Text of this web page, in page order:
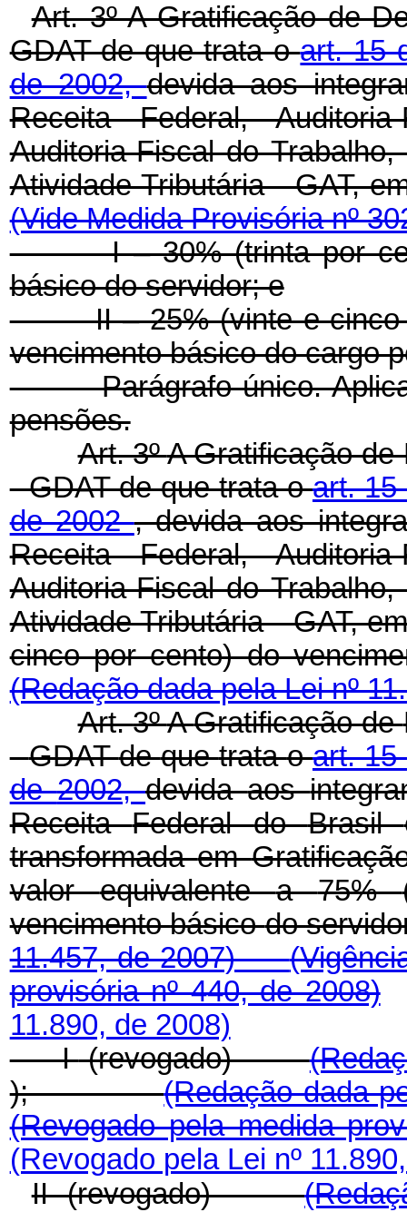
Art. 3º A Gratificação de
GDAT de que trata oart. 15
de 2002,devida aos
Receita Federal,
Auditoria-Fiscal do
Atividade Tributária - GAT,
(Vide Medida Provisória nº
I – 30% (trinta por
básico do servidor; e
II – 25% (vinte e cinco
vencimento básico do cargo
Parágrafo único. Aplica-
pensões.
Art. 3ºA Gratificação de
- GDAT de que trata oart. 15
de 2002, devida aos
Receita Federal,
Auditoria-Fiscal do
Atividade Tributária - GAT,
cinco por cento) do
(Redação dada pela Lei nº
Art.3ºAGratificaçãode
-GDATdequetrataoart.15
de2002,devidaaos
ReceitaFederaldoBrasil
transformadaem
valorequivalentea75%
vencimentobásicodo
11.457, de 2007)
provisória nº 440, de 2008)
11.890, de 2008)
I-(revogado)
);(Redação dada
(Revogado pela medida
(Revogado pela Lei nº
II-(revogado)